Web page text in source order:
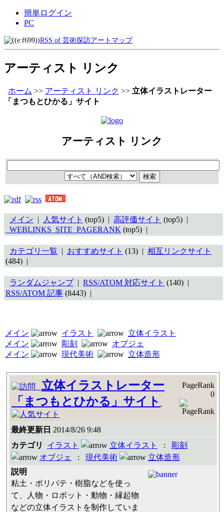
簡単ログイン
PC
RSS of 芸術探訪アートマップ
アーティスト リンク
ホーム >> アーティスト リンク >> 立体イラストレーター
「まつもとひかる」サイト
アーティスト リンク
メイン | 人気サイト (top5) | 高評価サイト (top5) |
_WEBLINKS_SITE_PAGERANK (top5) |
カテゴリ一覧 | おすすめサイト (13) | 相互リンクサイト
(484) |
ランダムジャンプ| RSS/ATOM 対応サイト (140) |
RSS/ATOM 記事 (8443) |
メイン イラスト
立体イラスト
メイン
彫刻
オブジェ
メイン
現代美術 立体造形
立体イラストレーター
「まつもとひかる」サイト
PageRank
0
最終更新日 2014/8/26 9:48
カテゴリ
イラスト 立体イラスト : 彫刻
オブジェ
: 現代美術
立体造形
説明
粘土・ポリパテ・樹脂などを使っ
て、人物・ロボット・動物・縁起物
などの立体イラストを制作していま